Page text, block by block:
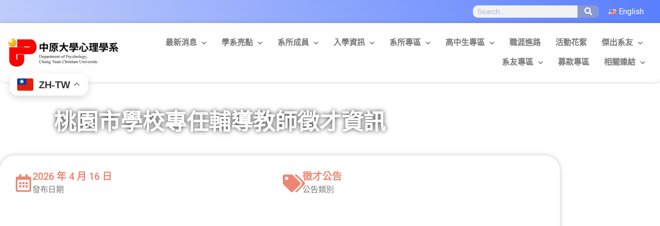
English
最新消息 學系亮點 系所成員 入學資訊 系所專區 高中生專區 職涯進路 活動花絮 傑出系友
系友專區 募款專區 相關連結
桃園市學校專任輔導教師徵才資訊
2026 年 4 月 16 日
發布日期
徵才公告
公告類別
ZH-TW